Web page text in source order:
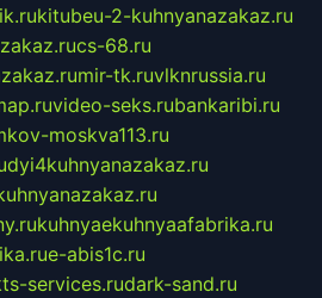
kitubeu-2-kuhnyanazakaz.ru
cs-68.ru
mir-tk.ruvlknrussia.ru
video-seks.rubankaribi.ru
moskva113.ru
kuhnyaekuhnyaafabrika.ru
e-abis1c.ru
services.rudark-sand.ru